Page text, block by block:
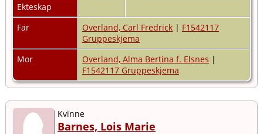
Ekteskap
Far
Overland, Carl Fredrick | F1542117
Gruppeskjema
Mor
Overland, Alma Bertina f. Elsnes |
F1542117 Gruppeskjema
Kvinne
Barnes, Lois Marie